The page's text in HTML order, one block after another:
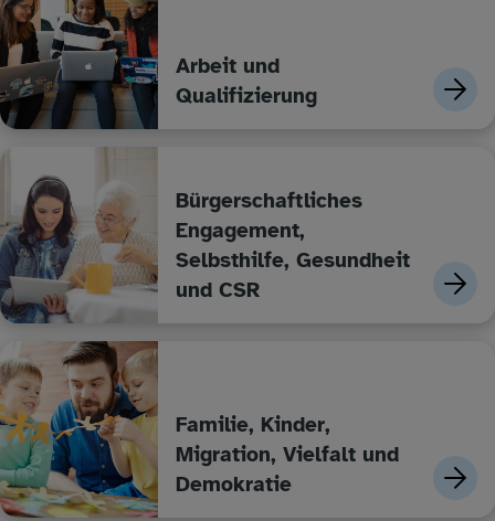
Arbeit und
Qualifizierung
Bürgerschaftliches
Engagement,
Selbsthilfe, Gesundheit
und CSR
Familie, Kinder,
Migration, Vielfalt und
Demokratie